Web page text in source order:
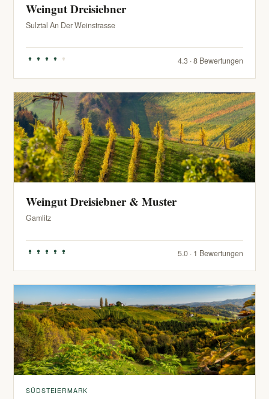
Weingut Dreisiebner
Sulztal An Der Weinstrasse
4.3 · 8 Bewertungen
Weingut Dreisiebner & Muster
Gamlitz
5.0 · 1 Bewertungen
SÜDSTEIERMARK